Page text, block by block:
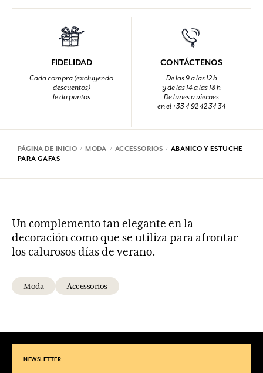
FIDELIDAD
Cada compra (excluyendo
descuentos)
le da puntos
CONTÁCTENOS
De las 9 a las 12 h
y de las 14 a las 18 h
De lunes a viernes
en el +33 4 92 42 34 34
PÁGINA DE INICIO MODA ACCESSORIOS
ABANICO Y ESTUCHE
PARA GAFAS
Un complemento tan elegante en la
decoración como que se utiliza para afrontar
los calurosos días de verano.
Moda Accessorios
NEWSLETTER